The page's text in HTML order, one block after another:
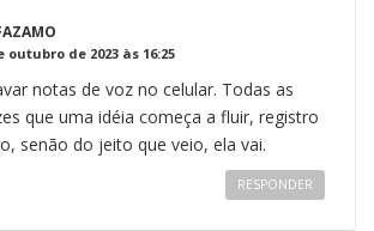
outubro de 2023 às 16:25
notas de voz no celular. Todas as
que uma idéia começa a fluir, registro
senão do jeito que veio, ela vai.
RESPONDER